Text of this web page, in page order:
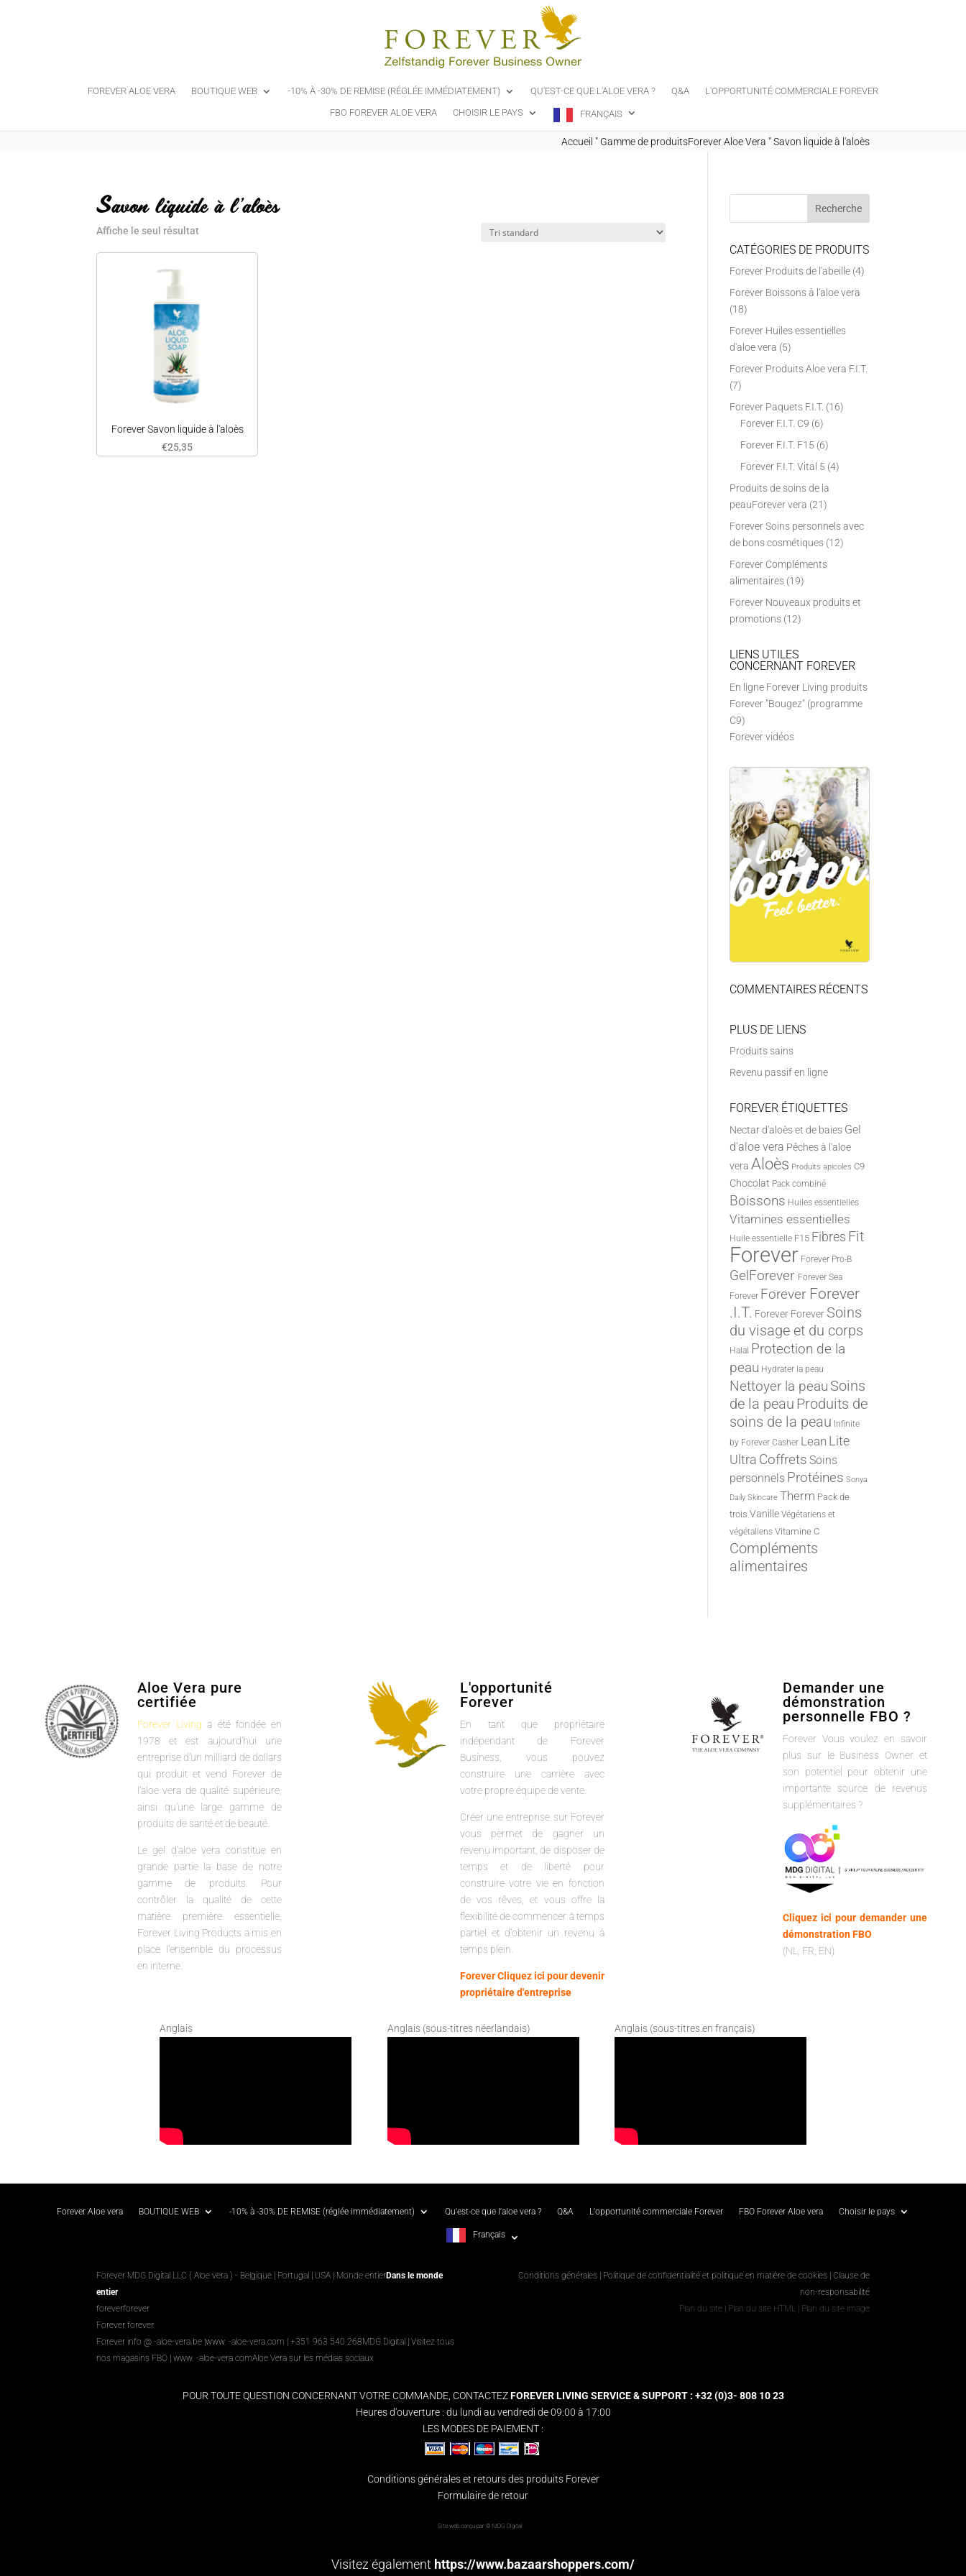
FOREVER ALOE VERA BOUTIQUE WEB -10% À -30% DE REMISE (RÉGLÉE IMMÉDIATEMENT) QU'EST-CE QUE L'ALOE VERA ? Q&A
L'OPPORTUNITÉ COMMERCIALE FOREVER
FBO FOREVER ALOE VERA
CHOISIR LE PAYS FRANÇAIS
Accueil " Gamme de produitsForever Aloe Vera "Savon liquide à l'aloès
Savon liquide à l'aloès
Affiche le seul résultat
Forever Savon liquide à l'aloès
€25,35
CATÉGORIES DE PRODUITS
Forever Produits de l'abeille (4)
Forever Boissons à l'aloe vera
(18)
Forever Huiles essentielles
d'aloe vera (5)
Forever Produits Aloe vera F.I.T.
(7)
Forever Paquets F.I.T. (16)
Forever F.I.T. C9 (6)
Forever F.I.T. F15 (6)
Forever F.I.T. Vital 5 (4)
Produits de soins de la
peauForever vera (21)
Forever Soins personnels avec
de bons cosmétiques (12)
Forever Compléments
alimentaires (19)
Forever Nouveaux produits et
promotions (12)
LIENS UTILES
CONCERNANT FOREVER
En ligne Forever Living produits
Forever "Bougez" (programme
C9)
Forever vidéos
COMMENTAIRES RÉCENTS
PLUS DE LIENS
Produits sains
Revenu passif en ligne
FOREVER ÉTIQUETTES
Nectar d'aloès et de baies Gel
d'aloe vera Pêches à l'aloe
vera Aloès Produits apicoles C9
Chocolat Pack combiné
Boissons Huiles essentielles
Vitamines essentielles
Huile essentielle F15 Fibres Fit
Forever Forever Pro-B
GelForever Forever Sea
Forever Forever Forever
.I.T. Forever Forever Soins
du visage et du corps
Halal Protection de la
peau Hydrater la peau
Nettoyer la peau Soins
de la peau Produits de
soins de la peau Infinite
by Forever Casher Lean Lite
Ultra Coffrets Soins
personnels Protéines Sonya
Daily Skincare Therm Pack de
trois Vanille Végétariens et
végétaliens Vitamine C
Compléments
alimentaires
Aloe Vera pure
certifiée
Forever Living a été fondée en
1978 et est aujourd'hui une
entreprise d'un milliard de dollars
qui produit et vend Forever de
l'aloe vera de qualité supérieure,
ainsi qu'une large gamme de
produits de santé et de beauté.
Le gel d'aloe vera constitue en
grande partie la base de notre
gamme de produits. Pour
contrôler la qualité de cette
matière première essentielle,
Forever Living Products a mis en
place l'ensemble du processus
en interne.
L'opportunité
Forever
En tant que propriétaire
indépendant de Forever
Business, vous pouvez
construire une carrière avec
votre propre équipe de vente.
Créer une entreprise sur Forever
vous permet de gagner un
revenu important, de disposer de
temps et de liberté pour
construire votre vie en fonction
de vos rêves, et vous offre la
flexibilité de commencer à temps
partiel et d'obtenir un revenu à
temps plein.
Forever Cliquez ici pour devenir
propriétaire d'entreprise
Demander une
démonstration
personnelle FBO ?
Forever Vous voulez en savoir
plus sur le Business Owner et
son potentiel pour obtenir une
importante source de revenus
supplémentaires ?
Cliquez ici pour demander une
démonstration FBO
(NL, FR, EN)
Anglais Anglais (sous-titres néerlandais) Anglais (sous-titres en français)
Forever Aloe vera BOUTIQUE WEB -10% à -30% DE REMISE (réglée immédiatement) Qu'est-ce que l'aloe vera ? Q&A L'opportunité commerciale Forever FBO Forever Aloe vera Choisir le pays
Français
Forever MDG Digital LLC ( Aloe vera ) - Belgique | Portugal | USA | Monde entierDans le monde
entier
foreverforever
Forever forever
Forever info @ -aloe-vera.be |www. -aloe-vera.com | +351 963 540 268MDG Digital |Visitez tous
nos magasins FBO |www. -aloe-vera.comAloe Vera sur les médias sociaux
Conditions générales| Politique de confidentialité et politique en matière de cookies Clause de
non-responsabilité
Plan du site| Plan du site HTML| Plan du site image
POUR TOUTE QUESTION CONCERNANT VOTRE COMMANDE, CONTACTEZFOREVER LIVING SERVICE & SUPPORT : +32 (0)3- 808 10 23
Heures d'ouverture : du lundi au vendredi de 09:00 à 17:00
LES MODES DE PAIEMENT :
Conditions générales et retours des produits Forever
Formulaire de retour
Site web conçu par © MDG Digital
Visitez également https://www.bazaarshoppers.com/